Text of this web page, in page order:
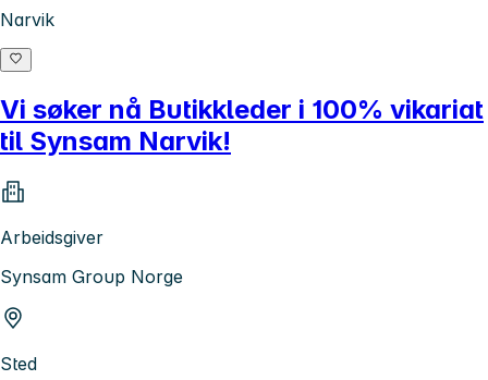
Narvik
Vi søker nå Butikkleder i 100% vikariat
til Synsam Narvik!
Arbeidsgiver
Synsam Group Norge
Sted